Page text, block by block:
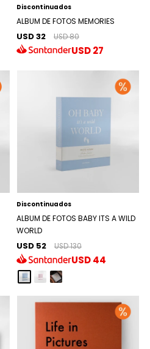
Discontinuados
ALBUM DE FOTOS MEMORIES
USD 32 USD 80
USD27
Discontinuados
ALBUM DE FOTOS BABY ITS A WILD
WORLD
USD 52 USD 130
USD44